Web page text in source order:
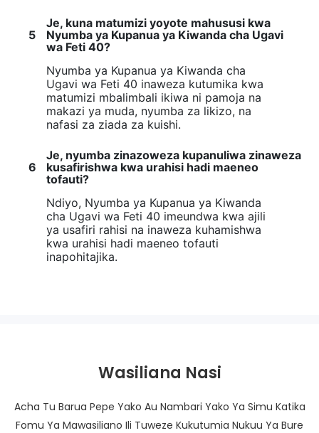
5
Je, kuna matumizi yoyote mahususi kwa
Nyumba ya Kupanua ya Kiwanda cha Ugavi
wa Feti 40?
Nyumba ya Kupanua ya Kiwanda cha
Ugavi wa Feti 40 inaweza kutumika kwa
matumizi mbalimbali ikiwa ni pamoja na
makazi ya muda, nyumba za likizo, na
nafasi za ziada za kuishi.
6
Je, nyumba zinazoweza kupanuliwa zinaweza
kusafirishwa kwa urahisi hadi maeneo
tofauti?
Ndiyo, Nyumba ya Kupanua ya Kiwanda
cha Ugavi wa Feti 40 imeundwa kwa ajili
ya usafiri rahisi na inaweza kuhamishwa
kwa urahisi hadi maeneo tofauti
inapohitajika.
Wasiliana Nasi
Acha Tu Barua Pepe Yako Au Nambari Yako Ya Simu Katika
Fomu Ya Mawasiliano Ili Tuweze Kukutumia Nukuu Ya Bure